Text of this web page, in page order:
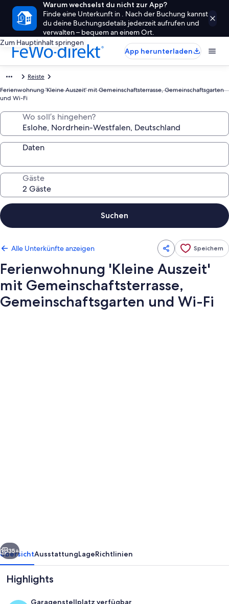
Warum wechselst du nicht zur App?
Finde eine Unterkunft in . Nach der Buchung kannst
du deine Buchungsdetails jederzeit aufrufen und
verwalten – bequem an einem Ort.
Zum Hauptinhalt springen
App herunterladen
Reiste
Ferienwohnung 'Kleine Auszeit' mit Gemeinschaftsterrasse, Gemeinschaftsgarten
und Wi-Fi
Wo soll’s hingehen?
Daten
Gäste
Suchen
Alle Unterkünfte anzeigen Speichern
Ferienwohnung 'Kleine Auszeit'
mit Gemeinschaftsterrasse,
Gemeinschaftsgarten und Wi-Fi
und
Wi-
Fi
Weiter
35+
ÜbersichtAusstattungLageRichtlinien
Highlights
Garagenstellplatz verfügbar